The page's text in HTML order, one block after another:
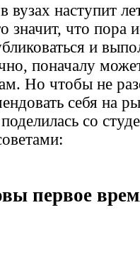
вузах наступит
значит, что пора
и
поначалу
Но чтобы не
себя на
поделилась со
первое